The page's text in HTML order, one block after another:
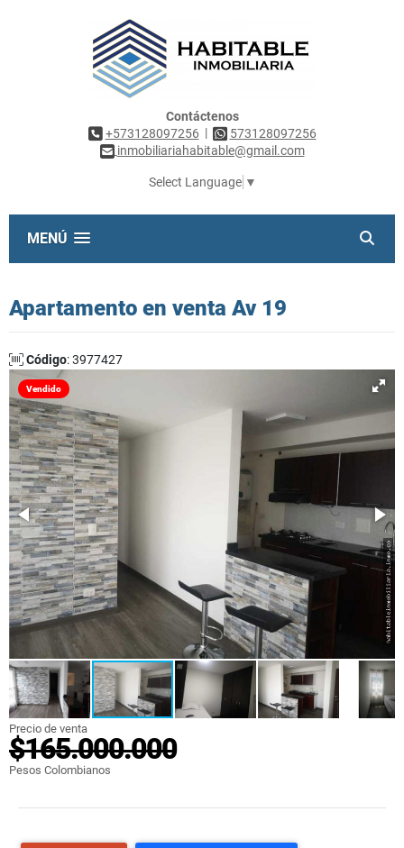
Contáctenos
+573128097256 |
573128097256
inmobiliariahabitable@gmail.com
Select Language ▼
MENÚ
Apartamento en venta Av 19
Código: 3977427
Vendido
Precio de venta
$165.000.000
Pesos Colombianos